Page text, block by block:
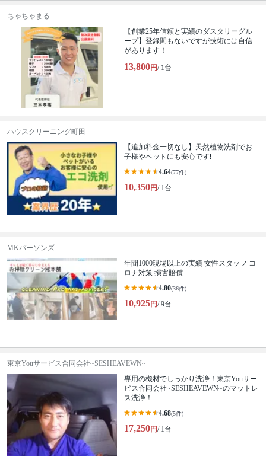
ちゃちゃまる
【創業25年信頼と実績のダスタリーグル
ープ】登録間もないですが技術には自信
があります！
13,800円/ 1台
ハウスクリーニング町田
【追加料金一切なし】天然植物洗剤でお
子様やペットにも安心です❗️
4.64(77件)
10,350円/ 1台
MKパーソンズ
年間1000現場以上の実績 女性スタッフ コ
ロナ対策 損害賠償
4.80(36件)
10,925円/ 9台
東京Youサービス合同会社~SESHEAVEWN~
専用の機材でしっかり洗浄！東京Youサー
ビス合同会社~SESHEAVEWN~のマットレ
ス洗浄！
4.68(5件)
17,250円/ 1台